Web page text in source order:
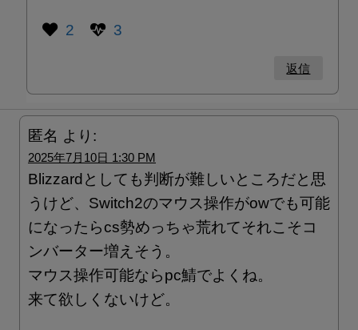
2 3
返信
匿名 より:
2025年7月10日 1:30 PM
Blizzardとしても判断が難しいところだと思
うけど、Switch2のマウス操作がowでも可能
になったらcs勢めっちゃ荒れてそれこそコ
ンバーター増えそう。
マウス操作可能ならpc鯖でよくね。
来て欲しくないけど。